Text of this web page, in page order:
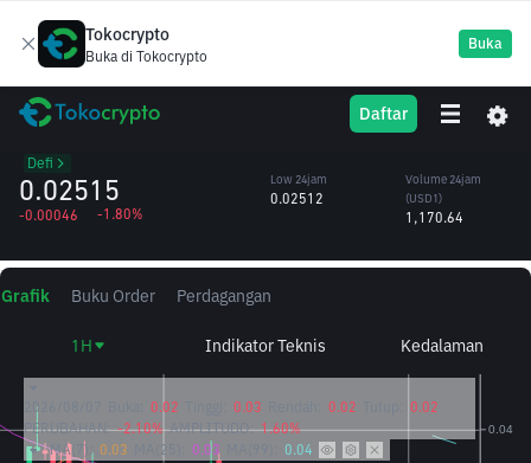
Tokocrypto
Buka di Tokocrypto
Buka
Daftar
CHIP USD.AI
Defi
0.02515
-0.00046 -1.80%
Low 24jam
0.02512
Volume 24jam
(CHIP)
Volume 24jam
(USD1)
1,170.64
Grafik Buku Order Perdagangan
1H Indikator Teknis Kedalaman
2026/08/07 0.02 0.03 0.02
0.02
PERUBAHAN: -2.10% AMPLITUDO: 1.60%
MA(7): 0.03 MA(25): 0.03 0.04